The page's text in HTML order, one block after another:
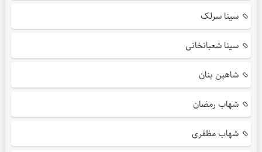
سینا سرلک
سینا شعبانخانی
شاهین بنان
شهاب رمضان
شهاب مظفری